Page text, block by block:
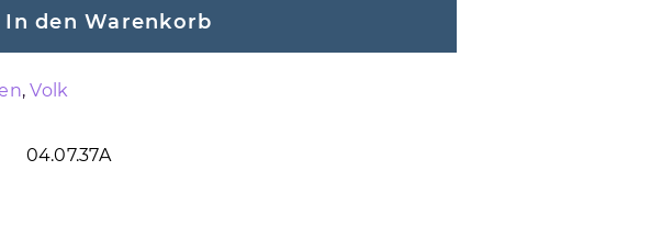
In den Warenkorb
,Volk
04.07.37A